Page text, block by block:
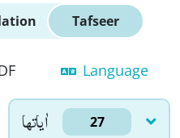
Tafseer
Language
اٰياتها 27